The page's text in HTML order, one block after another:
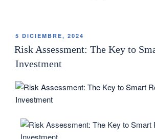
5 DICIEMBRE, 2024
Risk Assessment: The Key to
Investment